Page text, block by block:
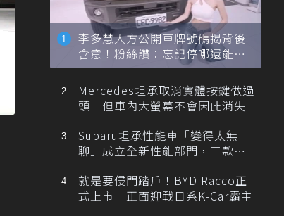
李多慧大方公開車牌號碼揭背後
含意！粉絲讚：忘記停哪還能幫
忙找車
Mercedes坦承取消實體按鍵做過
頭 但車內大螢幕不會因此消失
Subaru坦承性能車「變得太無
聊」成立全新性能部門，三款手
就是要侵門踏戶！BYD Racco正
式上市 正面迎戰日系K-Car霸主